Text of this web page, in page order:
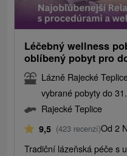
Léčebný wellness
oblíbený pobyt pro
Lázně Rajecké
vybrané pobyty do
Rajecké Teplice
9,5 (423 recenzí)Od 2
Tradiční lázeňská péče s